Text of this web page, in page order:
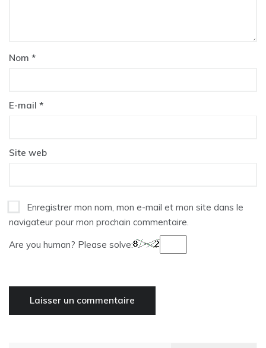
Nom *
E-mail *
Site web
Enregistrer mon nom, mon e-mail et mon site dans le
navigateur pour mon prochain commentaire.
Are you human? Please solve: